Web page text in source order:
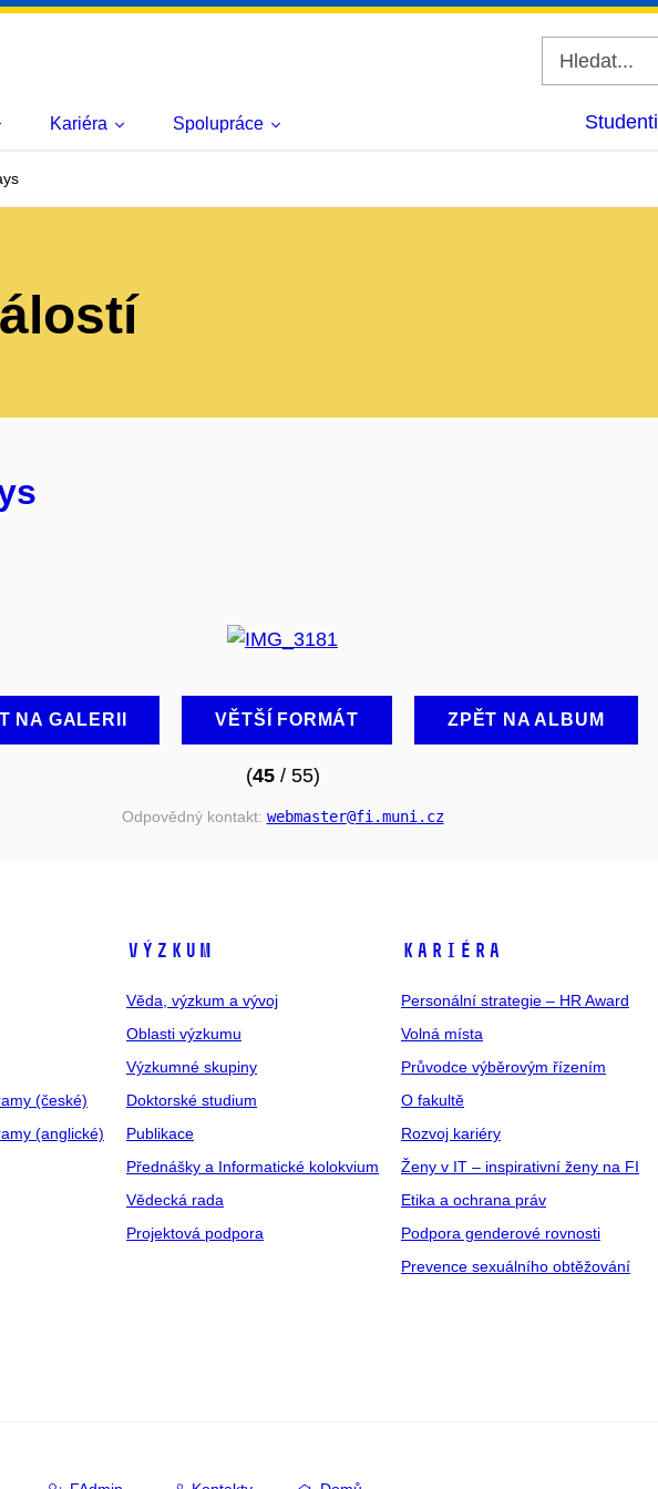
Kariéra Spolupráce Studenti
NA GALERII VĚTŠÍ FORMÁT ZPĚT NA ALBUM
(45/ 55)
Odpovědný kontakt: webmaster@fi .muni .cz
(české)
(anglické)
VÝZKUM
Věda, výzkum a vývoj
Oblasti výzkumu
Výzkumné skupiny
Doktorské studium
Publikace
Přednášky a Informatické kolokvium
Vědecká rada
Projektová podpora
KARIÉRA
Personální strategie – HR Award
Volná místa
Průvodce výběrovým řízením
O fakultě
Rozvoj kariéry
Ženy v IT – inspirativní ženy na FI
Etika a ochrana práv
Podpora genderové rovnosti
Prevence sexuálního obtěžování